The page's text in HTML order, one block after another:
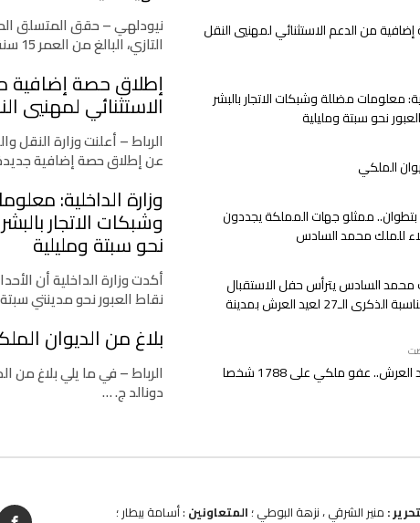
من الدعم الاستثنائي لمهنيي النقل
معلومات مضللة وشبكات الاتجار بالبشر
نحو سبتة ومليلية
الملكي
بتطوان.. ممثلو جهات المملكة يجددون
للملك محمد السادس
محمد السادس يترأس حفل الاستقبال
الرسمي بمناسبة الذكرى الـ27 لعيد العرش بمدينة
عفو ملكي على 1788 شخصا
نيودلهي – حقق المتسلق
التازي، البالغ من العمر 15 سنة، إنجازًا …
إطلاق حصة إضافية
الاستثنائي لمهنيي
الرباط – أعلنت وزارة النقل
عن إطلاق حصة إضافية
وزارة الداخلية:
وشبكات الاتجار
نحو سبتة ومليلية
أكدت وزارة الداخلية أن
نقاط العبور نحو مدينتي
بلاغ من الديوان
الرباط – في ما يلي بلاغ من
دونالد ج. …
: منير الشرقي ، نزهة البوطي ؛ المتعاونين : أسامة بيطار ؛